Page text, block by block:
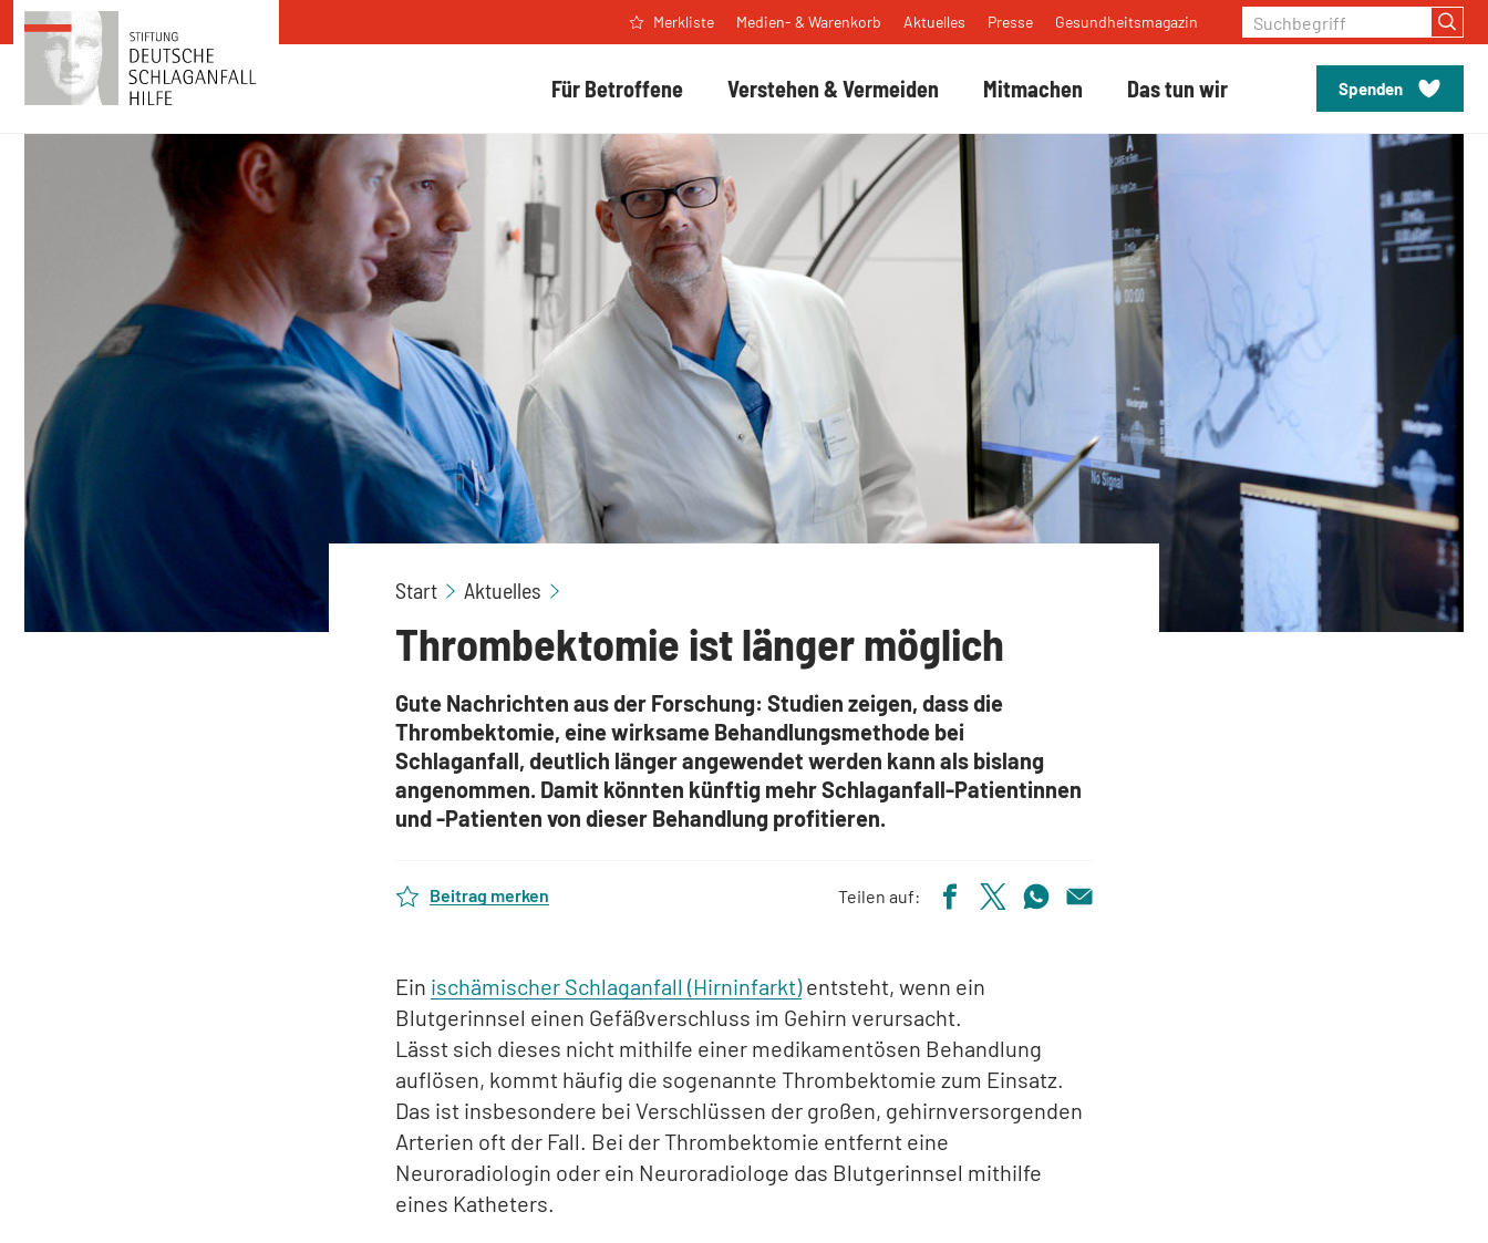
Zum Inhalt springen
Für Betroffene Verstehen & Vermeiden Mitmachen Das tun wir Spenden
Merkliste Medien- & Warenkorb Aktuelles Presse Gesundheitsmagazin Suchbegriff
Start Aktuelles
Thrombektomie ist länger möglich
Gute Nachrichten aus der Forschung: Studien zeigen, dass die
Thrombektomie, eine wirksame Behandlungsmethode bei
Schlaganfall, deutlich länger angewendet werden kann als bislang
angenommen. Damit könnten künftig mehr Schlaganfall-Patientinnen
und -Patienten von dieser Behandlung profitieren.
Beitrag merken Teilen auf:
Ein ischämischer Schlaganfall (Hirninfarkt)entsteht, wenn ein
Blutgerinnsel einen Gefäßverschluss im Gehirn verursacht.
Lässt sich dieses nicht mithilfe einer medikamentösen Behandlung
auflösen, kommt häufig die sogenannte Thrombektomie zum Einsatz.
Das ist insbesondere bei Verschlüssen der großen, gehirnversorgenden
Arterien oft der Fall. Bei der Thrombektomie entfernt eine
Neuroradiologin oder ein Neuroradiologe das Blutgerinnsel mithilfe
eines Katheters.